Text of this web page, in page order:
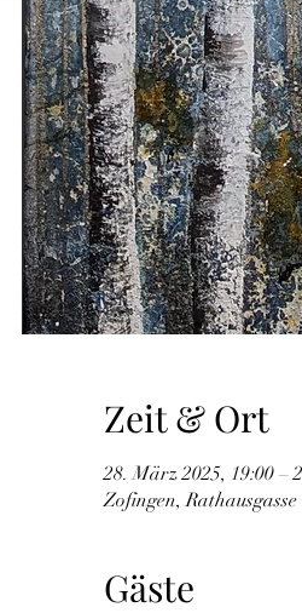
Zeit & Ort
28. März 2025, 19:00 –
Zofingen,
Gäste